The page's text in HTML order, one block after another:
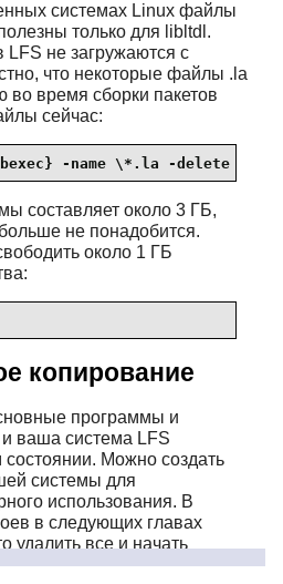
системах Linux файлы
только для libltdl.
LFS не загружаются с
что некоторые файлы .la
во время сборки пакетов
сейчас:
-name \*.la -delete
составляет около 3 ГБ,
не понадобится.
около 1 ГБ
копирование
программы и
ваша система LFS
Можно создать
системы для
использования. В
в следующих главах
удалить все и начать
— лучший вариант